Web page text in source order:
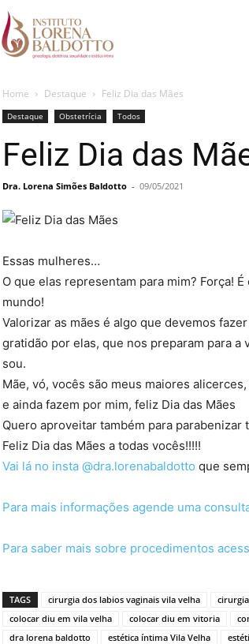
Home Destaque Feliz Dia das Mães
Destaque Obstetrícia Todos
Feliz Dia das
Dra. Lorena Simões Baldotto - 09/05/2021
Essas mulheres…
O que elas representam para mim? Força!
mundo!
Valorizar as mães é algo que devemos
gratidão por elas, que nos preparam para a
sou.
Mãe, vó, vocês são meus maiores
e ainda fazem por mim, feliz Dia das Mães
Quero aproveitar também para
Feliz Dia das Mães a todas vocês!!!!!
Vai lá no insta @dra.lorenabaldotto que
Para mais informações agende uma
Para saber mais sobre procedimentos
TAGS cirurgia dos labios vaginais vila velha
colocar diu em vila velha
colocar diu em vitoria
dra lorena baldotto
estética íntima Vila Velha